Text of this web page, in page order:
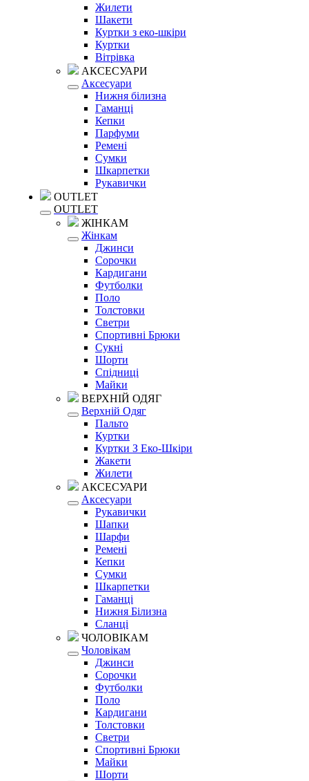
Жилети
Шакети
Куртки з еко-шкіри
Куртки
Вітрівка
АКСЕСУАРИ
Аксесуари
Нижня білизна
Гаманці
Кепки
Парфуми
Ремені
Сумки
Шкарпетки
Рукавички
OUTLET
OUTLET
ЖІНКАМ
Жінкам
Джинси
Сорочки
Кардигани
Футболки
Поло
Толстовки
Светри
Спортивні Брюки
Сукні
Шорти
Спідниці
Майки
ВЕРХНІЙ ОДЯГ
Верхній Одяг
Пальто
Куртки
Куртки З Еко-Шкіри
Жакети
Жилети
АКСЕСУАРИ
Аксесуари
Рукавички
Шапки
Шарфи
Ремені
Кепки
Сумки
Шкарпетки
Гаманці
Нижня Білизна
Сланці
ЧОЛОВІКАМ
Чоловікам
Джинси
Сорочки
Футболки
Поло
Кардигани
Толстовки
Светри
Спортивні Брюки
Майки
Шорти